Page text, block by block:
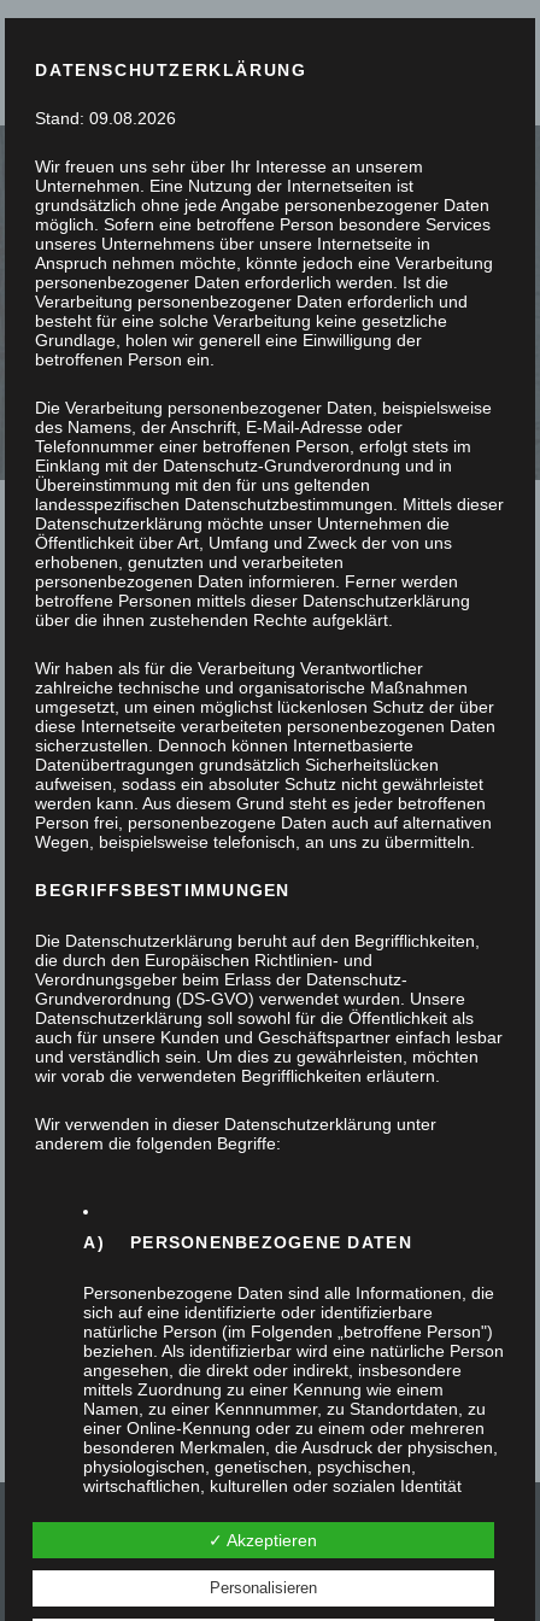
SIE STÖBERN, WIR
SCHREINERN
Falttür aus massiver Eiche
Im Restaurantbereich eines Geschäftshauses in
DATENSCHUTZERKLÄRUNG
Stand: 09.08.2026
Wir freuen uns sehr über Ihr Interesse an unserem
Unternehmen. Eine Nutzung der Internetseiten ist
grundsätzlich ohne jede Angabe personenbezogener Daten
möglich. Sofern eine betroffene Person besondere Services
unseres Unternehmens über unsere Internetseite in
Anspruch nehmen möchte, könnte jedoch eine Verarbeitung
personenbezogener Daten erforderlich werden. Ist die
Verarbeitung personenbezogener Daten erforderlich und
besteht für eine solche Verarbeitung keine gesetzliche
Grundlage, holen wir generell eine Einwilligung der
betroffenen Person ein.
Die Verarbeitung personenbezogener Daten, beispielsweise
des Namens, der Anschrift, E-Mail-Adresse oder
Telefonnummer einer betroffenen Person, erfolgt stets im
Einklang mit der Datenschutz-Grundverordnung und in
Übereinstimmung mit den für uns geltenden
landesspezifischen Datenschutzbestimmungen. Mittels dieser
Datenschutzerklärung möchte unser Unternehmen die
Öffentlichkeit über Art, Umfang und Zweck der von uns
erhobenen, genutzten und verarbeiteten
personenbezogenen Daten informieren. Ferner werden
betroffene Personen mittels dieser Datenschutzerklärung
über die ihnen zustehenden Rechte aufgeklärt.
Wir haben als für die Verarbeitung Verantwortlicher
zahlreiche technische und organisatorische Maßnahmen
umgesetzt, um einen möglichst lückenlosen Schutz der über
diese Internetseite verarbeiteten personenbezogenen Daten
sicherzustellen. Dennoch können Internetbasierte
Datenübertragungen grundsätzlich Sicherheitslücken
aufweisen, sodass ein absoluter Schutz nicht gewährleistet
werden kann. Aus diesem Grund steht es jeder betroffenen
Person frei, personenbezogene Daten auch auf alternativen
Wegen, beispielsweise telefonisch, an uns zu übermitteln.
BEGRIFFSBESTIMMUNGEN
Die Datenschutzerklärung beruht auf den Begrifflichkeiten,
die durch den Europäischen Richtlinien- und
Verordnungsgeber beim Erlass der Datenschutz-
Grundverordnung (DS-GVO) verwendet wurden. Unsere
Datenschutzerklärung soll sowohl für die Öffentlichkeit als
auch für unsere Kunden und Geschäftspartner einfach lesbar
und verständlich sein. Um dies zu gewährleisten, möchten
wir vorab die verwendeten Begrifflichkeiten erläutern.
Wir verwenden in dieser Datenschutzerklärung unter
anderem die folgenden Begriffe:
A) PERSONENBEZOGENE DATEN
Personenbezogene Daten sind alle Informationen, die
sich auf eine identifizierte oder identifizierbare
natürliche Person (im Folgenden „betroffene Person")
beziehen. Als identifizierbar wird eine natürliche Person
angesehen, die direkt oder indirekt, insbesondere
mittels Zuordnung zu einer Kennung wie einem
Namen, zu einer Kennnummer, zu Standortdaten, zu
einer Online-Kennung oder zu einem oder mehreren
besonderen Merkmalen, die Ausdruck der physischen,
physiologischen, genetischen, psychischen,
wirtschaftlichen, kulturellen oder sozialen Identität
kann.
✓ Akzeptieren
Personalisieren